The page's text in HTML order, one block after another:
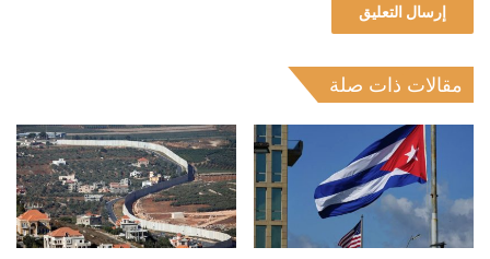
مقالات ذات صلة